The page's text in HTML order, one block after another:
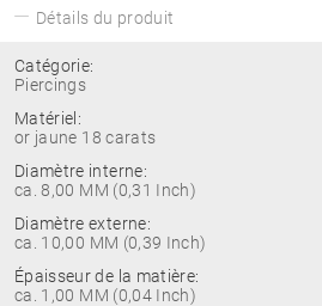
Détails du produit
Catégorie:
Piercings
Matériel:
or jaune 18 carats
Diamètre interne:
ca. 8,00 MM (0,31 Inch)
Diamètre externe:
ca. 10,00 MM (0,39 Inch)
Épaisseur de la matière:
ca. 1,00 MM (0,04 Inch)